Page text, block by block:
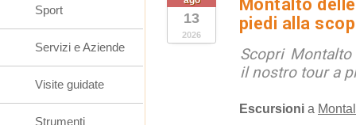
13
2026
Montalto
piedi alla
Scopri
il nostro tour a
Escursioni a
Sport
Servizi e Aziende
Visite guidate
Strumenti